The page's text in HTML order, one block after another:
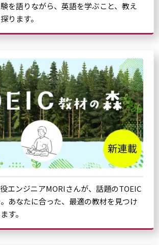
を語りながら、英語を学ぶこと、教え
ります。
エンジニアMORIさんが、話題のTOEIC
あなたに合った、最適の教材を見つけ
す。